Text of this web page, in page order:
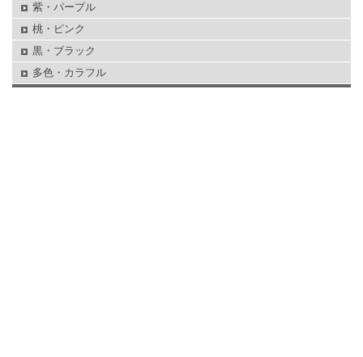
紫・パープル
桃・ピンク
黒・ブラック
多色・カラフル